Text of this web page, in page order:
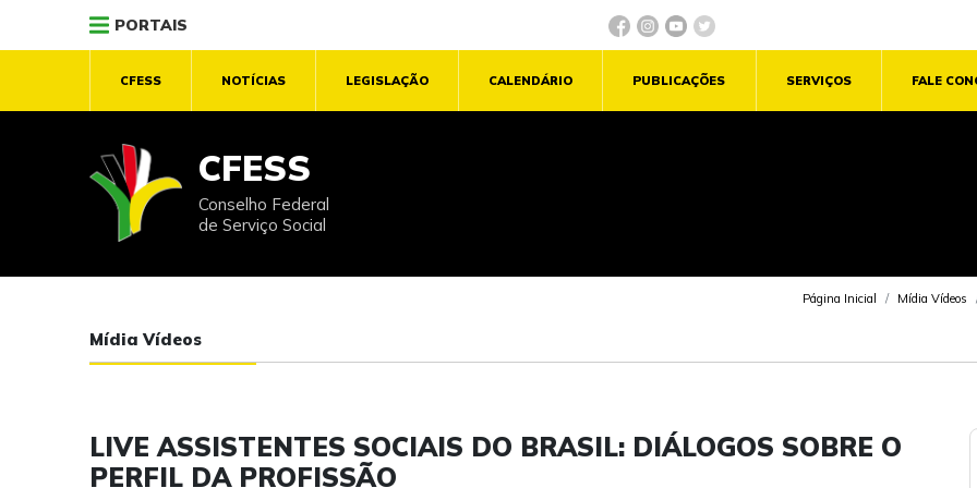
PORTAIS
CFESS NOTÍCIAS LEGISLAÇÃO CALENDÁRIO PUBLICAÇÕES SERVIÇOS FALE
CFESS
Conselho Federal
de Serviço Social
Página Inicial Mídia Vídeos
Mídia Vídeos
LIVE ASSISTENTES SOCIAIS DO BRASIL: DIÁLOGOS SOBRE O
PERFIL DA PROFISSÃO